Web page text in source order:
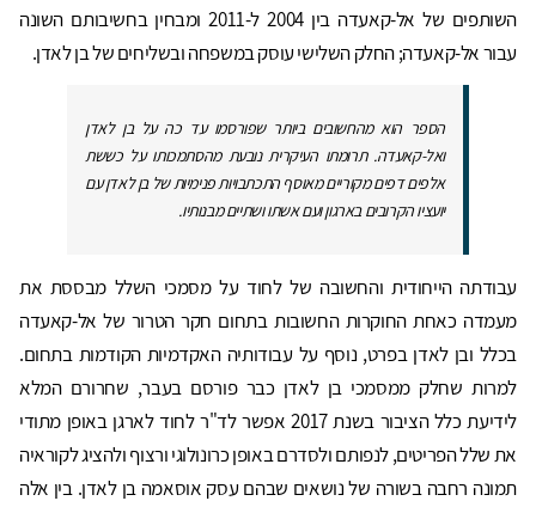
השותפים של אל-קאעדה בין 2004 ל-2011 ומבחין בחשיבותם השונה
עבור אל-קאעדה; החלק השלישי עוסק במשפחה ובשליחים של בן לאדן.
הספר הוא מהחשובים ביותר שפורסמו עד כה על בן לאדן
ואל-קאעדה. תרומתו העיקרית נובעת מהסתמכותו על כששת
אלפים דפים מקוריים מאוסף התכתבויות פנימיות של בן לאדן עם
יועציו הקרובים בארגון ועם אשתו ושתיים מבנותיו.
עבודתה הייחודית והחשובה של לחוד על מסמכי השלל מבססת את
מעמדה כאחת החוקרות החשובות בתחום חקר הטרור של אל-קאעדה
בכלל ובן לאדן בפרט, נוסף על עבודותיה האקדמיות הקודמות בתחום.
למרות שחלק ממסמכי בן לאדן כבר פורסם בעבר, שחרורם המלא
לידיעת כלל הציבור בשנת 2017 אפשר לד"ר לחוד לארגן באופן מתודי
את שלל הפריטים, לנפותם ולסדרם באופן כרונולוגי ורצוף ולהציג לקוראיה
תמונה רחבה בשורה של נושאים שבהם עסק אוסאמה בן לאדן. בין אלה